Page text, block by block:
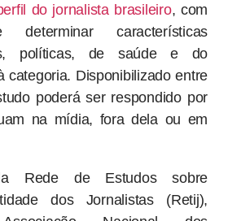
do jornalista brasileiro, com
características
políticas, de saúde e do
categoria. Disponibilizado entre
poderá ser respondido por
na mídia, fora dela ou em
Rede de Estudos sobre
dos Jornalistas (Retij),